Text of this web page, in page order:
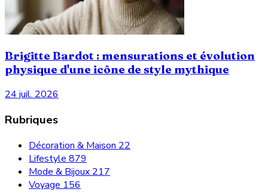
Brigitte Bardot : mensurations et évolution
physique d'une icône de style mythique
24 juil. 2026
Rubriques
Décoration & Maison 22
Lifestyle 879
Mode & Bijoux 217
Voyage 156